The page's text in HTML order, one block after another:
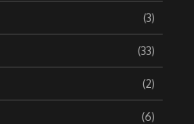
(3)
(33)
(2)
(6)